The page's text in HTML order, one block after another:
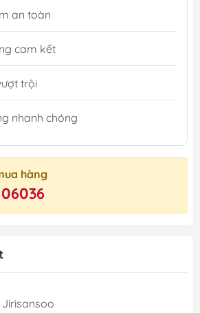
an toàn
cam kết
trội
nhanh chóng
hàng
Jirisansoo